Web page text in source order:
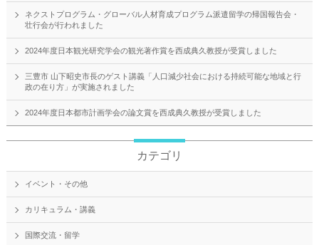
ネクストプログラム・グローバル人材育成プログラム派遣留学の帰国報告会・
壮行会が行われました
2024年度日本観光研究学会の観光著作賞を西成典久教授が受賞しました
三豊市 山下昭史市長のゲスト講義「人口減少社会における持続可能な地域と行
政の在り方」が実施されました
2024年度日本都市計画学会の論文賞を西成典久教授が受賞しました
カテゴリ
イベント・その他
カリキュラム・講義
国際交流・留学